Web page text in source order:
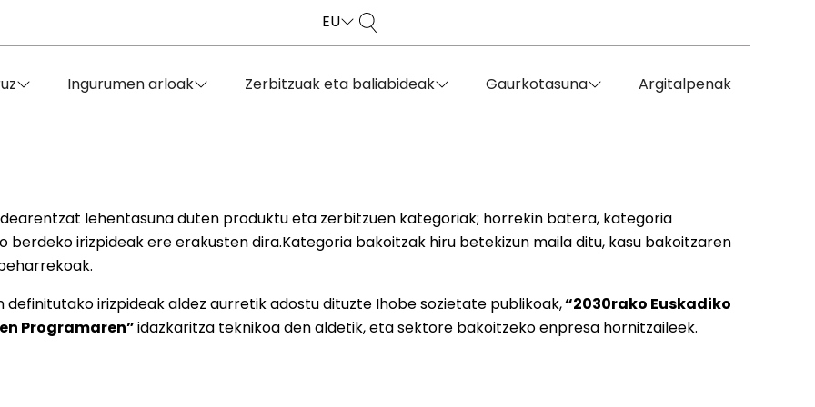
EU
Ingurumen arloak Zerbitzuak eta baliabideak Gaurkotasuna Argitalpenak
lehentasuna duten produktu eta zerbitzuen kategoriak; horrekin batera, kategoria
berdeko irizpideak ere erakusten dira.Kategoria bakoitzak hiru betekizun maila ditu, kasu bakoitzaren
irizpideak aldez aurretik adostu dituzte Ihobe sozietate publikoak,“2030rako Euskadiko
Programaren”idazkaritza teknikoa den aldetik, eta sektore bakoitzeko enpresa hornitzaileek.